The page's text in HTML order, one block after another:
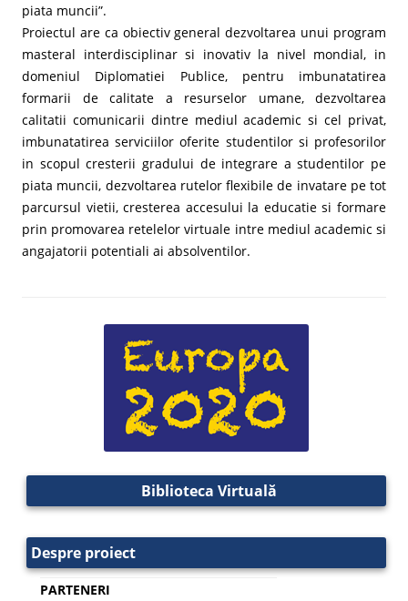
piata muncii”.
Proiectul are ca obiectiv general dezvoltarea unui program
masteral interdisciplinar si inovativ la nivel mondial, in
domeniul Diplomatiei Publice, pentru imbunatatirea
formarii de calitate a resurselor umane, dezvoltarea
calitatii comunicarii dintre mediul academic si cel privat,
imbunatatirea serviciilor oferite studentilor si profesorilor
in scopul cresterii gradului de integrare a studentilor pe
piata muncii, dezvoltarea rutelor flexibile de invatare pe tot
parcursul vietii, cresterea accesului la educatie si formare
prin promovarea retelelor virtuale intre mediul academic si
angajatorii potentiali ai absolventilor.
Biblioteca Virtuală
Despre proiect
PARTENERI